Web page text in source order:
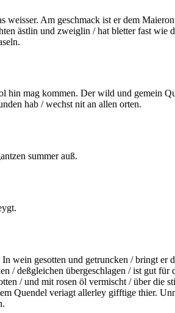
Am geschmack ist er dem
ästlin und zweiglin / hat bletter fast wie
hin mag kommen. Der wild und gemein
hab / wechst nit an allen orten.
summer auß.
In wein gesotten und getruncken / bringt er
/ deßgleichen übergeschlagen / ist gut
/ und mit rosen öl vermischt / über die
Quendel veriagt allerley gifftige thier.